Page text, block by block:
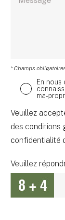
* Champs obligatoires
En
ma-
Veuillez
des conditions
confidentialité
Veuillez